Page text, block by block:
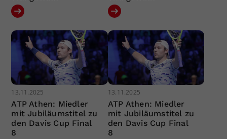
13.11.2025
ATP Athen: Miedler
mit Jubiläumstitel zu
den Davis Cup Final
8
13.11.2025
ATP Athen: Miedler
mit Jubiläumstitel zu
den Davis Cup Final
8